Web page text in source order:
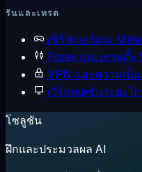
รันและเทรด
เซิร์ฟเวอร์เกม
Forex และเทรดดิ้ง
VPN และความเป็
เวิร์กสเตชันระยะไ
โซลูชัน
ฝึกและประมวลผล AI